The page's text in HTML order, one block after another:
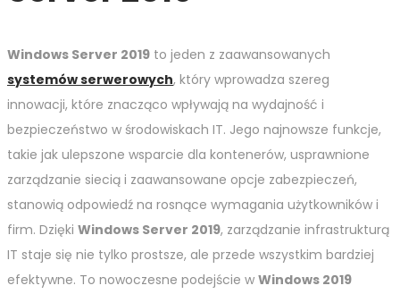
Windows Server 2019 to jeden z zaawansowanych
systemów serwerowych, który wprowadza szereg
innowacji, które znacząco wpływają na wydajność i
bezpieczeństwo w środowiskach IT. Jego najnowsze funkcje,
takie jak ulepszone wsparcie dla kontenerów, usprawnione
zarządzanie siecią i zaawansowane opcje zabezpieczeń,
stanowią odpowiedź na rosnące wymagania użytkowników i
firm. Dzięki Windows Server 2019, zarządzanie infrastrukturą
IT staje się nie tylko prostsze, ale przede wszystkim bardziej
efektywne. To nowoczesne podejście w Windows 2019